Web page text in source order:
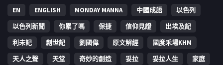
EN ENGLISH MONDAY MANNA 中國成語
以色列
以色列新聞
你累了嗎 保捷 信仰見證
出埃及記
利未記
創世記 劉國偉 原文解經
國度禾場KHM
天人之聲
天堂 奇妙的創造 妥拉 妥拉人生 家庭